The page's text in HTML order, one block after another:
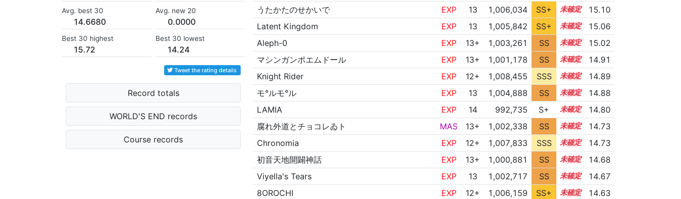
Avg. best 30
14.6680
Avg. new 20
0.0000
Best 30 highest
15.72
Best 30 lowest
14.24
Tweet the rating details
Record totals
WORLD'S END records
Course records
うたかたのせかいで
EXP 13 1,006,034 SS+ 13.4
15.10
Latent Kingdom
EXP 13 1,005,842 SS+ 13.4
15.06
Aleph-0
EXP 13+ 1,003,261 SS 13.7
15.02
マシンガンポエムドール
EXP 13+ 1,001,178 SS 13.8
14.91
Knight Rider
EXP 12+ 1,008,455 SSS 12.8
14.89
モ°ルモ°ル
EXP 13 1,004,888 SS 13.4
14.88
LAMIA
EXP 14 992,735 S+ 14.1
14.80
腐れ外道とチョコレゐト
MAS 13+ 1,002,338 SS 13.5
14.73
Chronomia
EXP 12+ 1,007,833 SSS 12.7
14.73
初音天地開闢神話
EXP 13+ 1,000,881 SS 13.6
14.68
Viyella's Tears
EXP 13 1,002,717 SS 13.4
14.67
8OROCHI
EXP 12+ 1,006,159 SS+ 12.9
14.63